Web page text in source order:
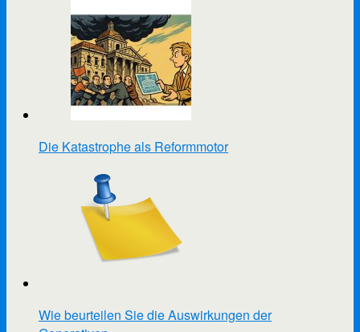
Die Katastrophe als Reformmotor
Wie beurteilen Sie die Auswirkungen der